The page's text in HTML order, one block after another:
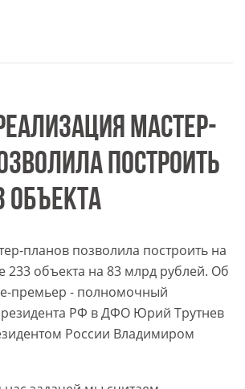
МАСТЕР-
ПОСТРОИТЬ
ОБЪЕКТА
планов позволила построить на
233 объекта на 83 млрд рублей. Об
премьер - полномочный
РФ в ДФО Юрий Трутнев
России Владимиром